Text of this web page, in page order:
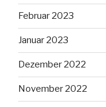
Februar 2023
Januar 2023
Dezember 2022
November 2022